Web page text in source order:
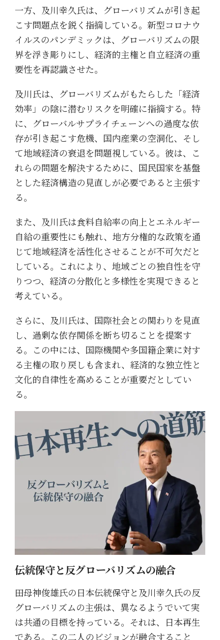
一方、及川幸久氏は、グローバリズムが引き起
こす問題点を鋭く指摘している。新型コロナウ
イルスのパンデミックは、グローバリズムの限
界を浮き彫りにし、経済的主権と自立経済の重
要性を再認識させた。
及川氏は、グローバリズムがもたらした「経済
効率」の陰に潜むリスクを明確に指摘する。特
に、グローバルサプライチェーンへの過度な依
存が引き起こす危機、国内産業の空洞化、そし
て地域経済の衰退を問題視している。彼は、こ
れらの問題を解決するために、国民国家を基盤
とした経済構造の見直しが必要であると主張す
る。
また、及川氏は食料自給率の向上とエネルギー
自給の重要性にも触れ、地方分権的な政策を通
じて地域経済を活性化させることが不可欠だと
している。これにより、地域ごとの独自性を守
りつつ、経済の分散化と多様性を実現できると
考えている。
さらに、及川氏は、国際社会との関わりを見直
し、過剰な依存関係を断ち切ることを提案す
る。この中には、国際機関や多国籍企業に対す
る主権の取り戻しも含まれ、経済的な独立性と
文化的自律性を高めることが重要だとしてい
る。
伝統保守と反グローバリズムの融合
田母神俊雄氏の日本伝統保守と及川幸久氏の反
グローバリズムの主張は、異なるようでいて実
は共通の目標を持っている。それは、日本再生
である。この二人のビジョンが融合すること